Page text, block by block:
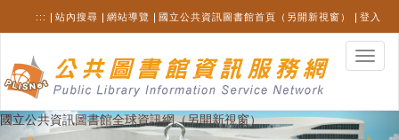
內
::: 站內搜尋 網站導覽 國立公共資訊圖書館首頁（另開新視窗） 登入
選
單
換
國立公共資訊圖書館全球資訊網（另開新視窗）
Previous